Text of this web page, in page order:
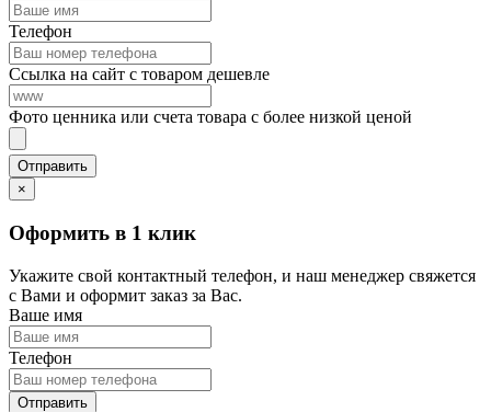
Телефон
Ссылка на сайт с товаром дешевле
Фото ценника или счета товара с более низкой ценой
×
Оформить в 1 клик
Укажите свой контактный телефон, и наш менеджер свяжется
с Вами и оформит заказ за Вас.
Ваше имя
Телефон